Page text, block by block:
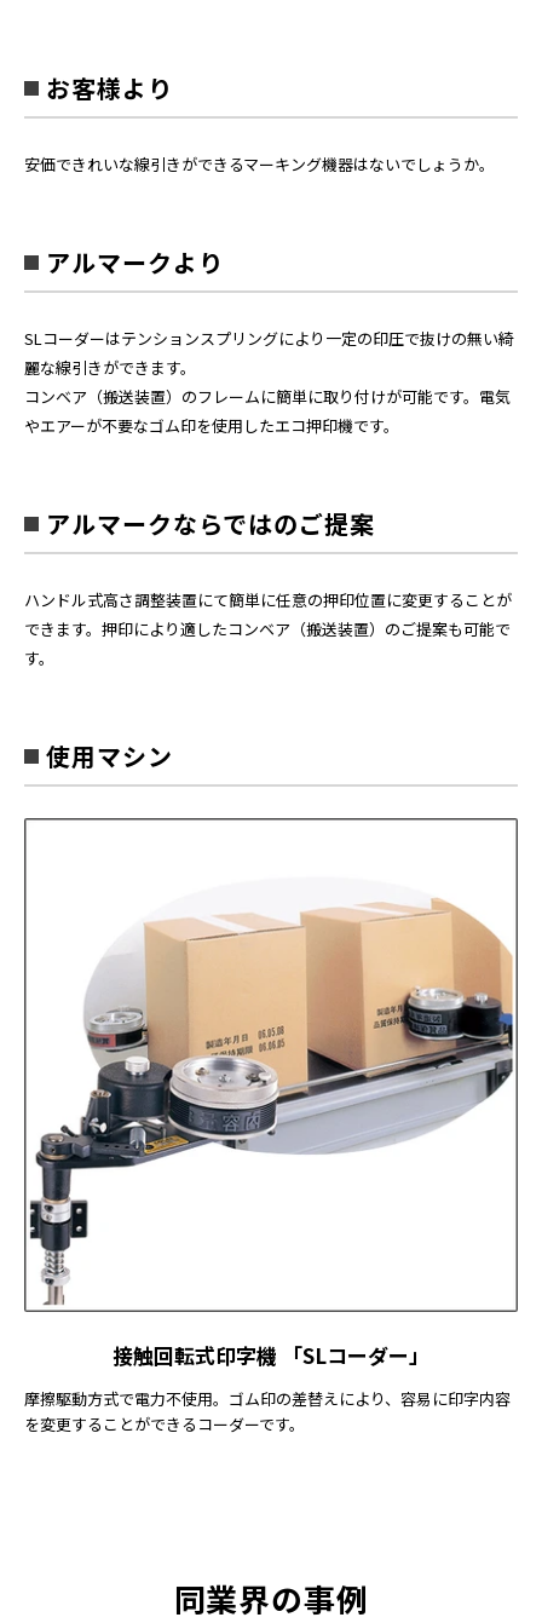
お客様より
安価できれいな線引きができるマーキング機器はないでしょうか。
アルマークより
SLコーダーはテンションスプリングにより一定の印圧で抜けの無い綺
麗な線引きができます。
コンベア（搬送装置）のフレームに簡単に取り付けが可能です。電気
やエアーが不要なゴム印を使用したエコ押印機です。
アルマークならではのご提案
ハンドル式高さ調整装置にて簡単に任意の押印位置に変更することが
できます。押印により適したコンベア（搬送装置）のご提案も可能で
す。
使用マシン
接触回転式印字機 「SLコーダー」
摩擦駆動方式で電力不使用。ゴム印の差替えにより、容易に印字内容
を変更することができるコーダーです。
同業界の事例